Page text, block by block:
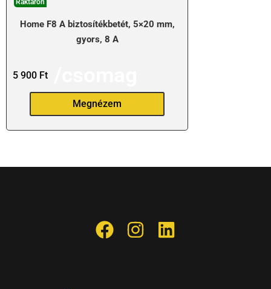
Raktáron
Home F8 A biztosítékbetét, 5×20 mm,
gyors, 8 A
5 900 Ft
Megnézem